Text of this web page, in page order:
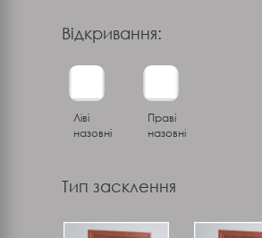
Відкривання:
Ліві
назовні
Праві
назовні
Тип засклення